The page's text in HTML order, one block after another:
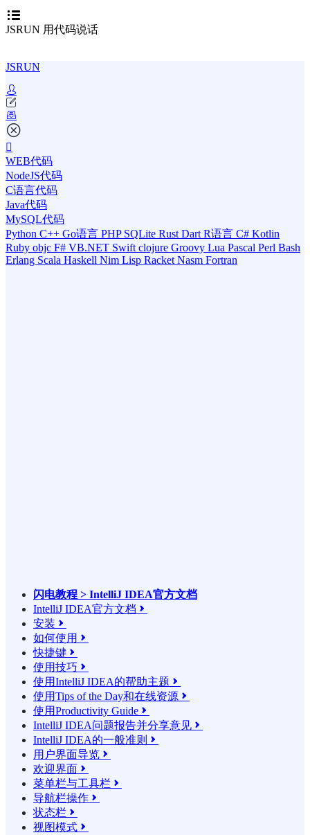
JSRUN 用代码说话
JSRUN
WEB代码
NodeJS代码
C语言代码
Java代码
MySQL代码
Python C++ Go语言 PHP SQLite Rust Dart R语言 C# Kotlin
Ruby objc F# VB.NET Swift clojure Groovy Lua Pascal Perl Bash
Erlang Scala Haskell Nim Lisp Racket Nasm Fortran
闪电教程 > IntelliJ IDEA官方文档
IntelliJ IDEA官方文档 
安装 
如何使用 
快捷键 
使用技巧 
使用IntelliJ IDEA的帮助主题 
使用Tips of the Day和在线资源 
使用Productivity Guide 
IntelliJ IDEA问题报告并分享意见 
IntelliJ IDEA的一般准则 
用户界面导览 
欢迎界面 
菜单栏与工具栏 
导航栏操作 
状态栏 
视图模式 